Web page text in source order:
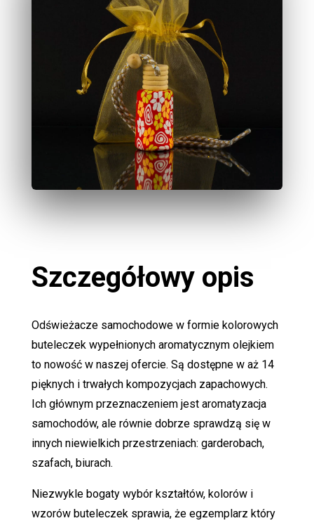
Szczegółowy opis
Odświeżacze samochodowe w formie kolorowych
buteleczek wypełnionych aromatycznym olejkiem
to nowość w naszej ofercie. Są dostępne w aż 14
pięknych i trwałych kompozycjach zapachowych.
Ich głównym przeznaczeniem jest aromatyzacja
samochodów, ale równie dobrze sprawdzą się w
innych niewielkich przestrzeniach: garderobach,
szafach, biurach.
Niezwykle bogaty wybór kształtów, kolorów i
wzorów buteleczek sprawia, że egzemplarz który